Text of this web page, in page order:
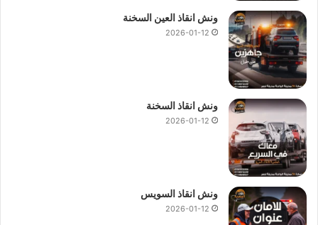
ونش انقاذ العين السخنة
2026-01-12
ونش انقاذ السخنة
2026-01-12
ونش انقاذ السويس
2026-01-12